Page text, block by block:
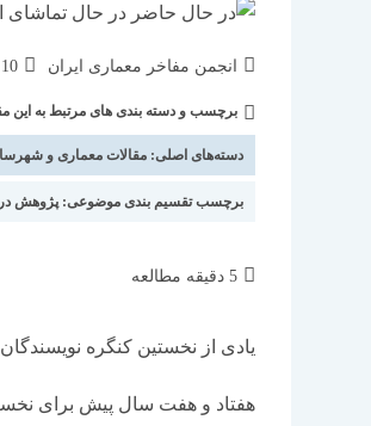
نویسندهٔ
انجمن مفاخر معماری ایران
شده
10 تیر 1402
دسته‌
نوشته:
برچسب و دسته بندی های مرتبط به این
دسته‌های اصلی:مقالات معماری و
برچسب تقسیم بندی موضوعی:پژوهش در
زمان
5 دقیقه مطالعه
یادی از نخستین کنگره نویسندگان ایران
هفتاد و هفت سال پیش برای